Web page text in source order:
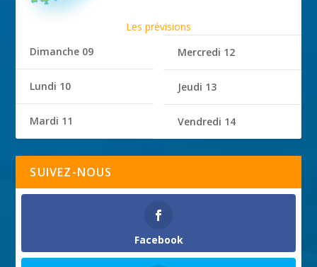
Les prévisions
Dimanche 09
Lundi 10
Mardi 11
Mercredi 12
Jeudi 13
Vendredi 14
SUIVEZ-NOUS
Facebook